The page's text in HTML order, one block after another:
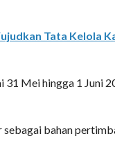
Tata Kelola
31 Mei hingga 1 Juni
bahan